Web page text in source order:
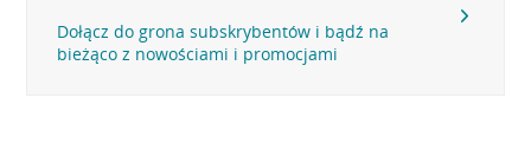
Dołącz do grona subskrybentów i bądź na
bieżąco z nowościami i promocjami